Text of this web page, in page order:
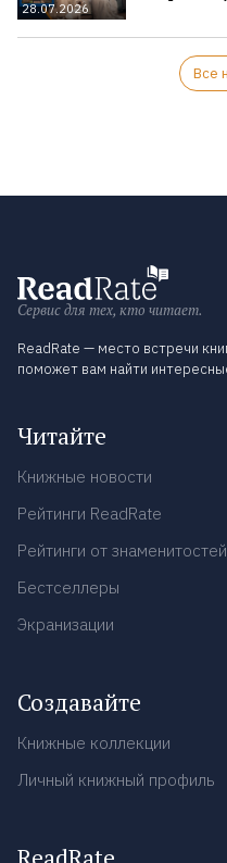
28.07.2026
Все
Сервис для тех, кто читает.
ReadRate — место встречи
поможет вам найти
Читайте
Книжные новости
Рейтинги ReadRate
Рейтинги от знаменитостей
Бестселлеры
Экранизации
Создавайте
Книжные коллекции
Личный книжный профиль